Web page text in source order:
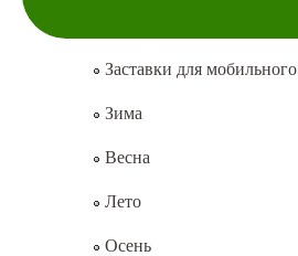
Заставки для мобильного
Зима
Весна
Лето
Осень